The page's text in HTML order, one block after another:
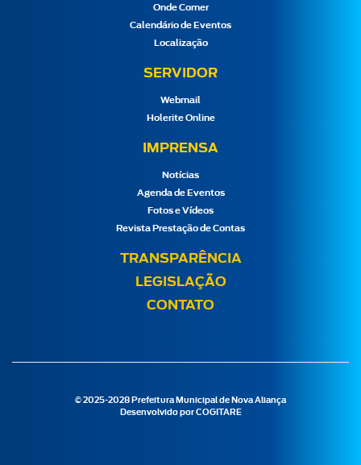
Onde Comer
Calendário de Eventos
Localização
SERVIDOR
Webmail
Holerite Online
IMPRENSA
Notícias
Agenda de Eventos
Fotos e Vídeos
Revista Prestação de Contas
TRANSPARÊNCIA
LEGISLAÇÃO
CONTATO
© 2025-2028 Prefeitura Municipal de Nova Aliança
Desenvolvido por COGITARE